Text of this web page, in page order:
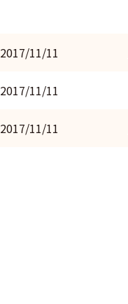
2017/11/11
2017/11/11
2017/11/11